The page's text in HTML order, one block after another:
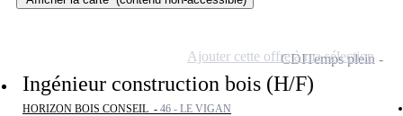
Ingénieur construction bois (H/F)
HORIZON BOIS CONSEIL - 46 - LE VIGAN
CDITemps plein
Ajouter cette offre à ma sélection